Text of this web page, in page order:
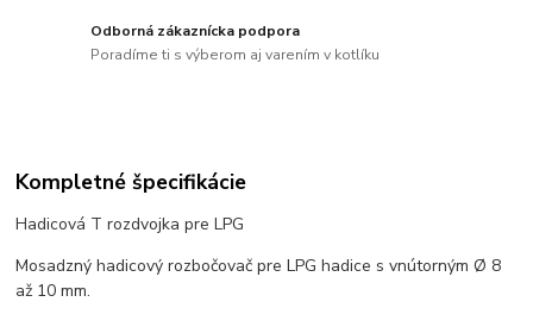
Odborná zákaznícka podpora
Poradíme ti s výberom aj varením v kotlíku
Kompletné špecifikácie
Hadicová T rozdvojka pre LPG
Mosadzný hadicový rozbočovač pre LPG hadice s vnútorným Ø 8
až 10 mm.